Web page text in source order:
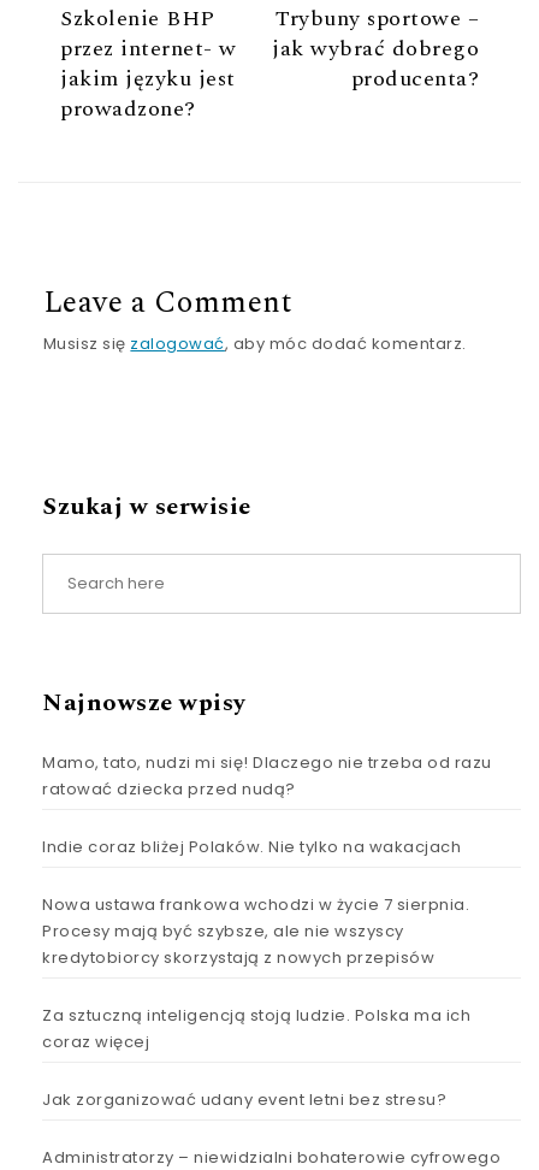
Szkolenie BHP
przez internet- w
jakim języku jest
prowadzone?
Trybuny sportowe –
jak wybrać dobrego
producenta?
Leave a Comment
Musisz się zalogować, aby móc dodać komentarz.
Szukaj w serwisie
Najnowsze wpisy
Mamo, tato, nudzi mi się! Dlaczego nie trzeba od razu
ratować dziecka przed nudą?
Indie coraz bliżej Polaków. Nie tylko na wakacjach
Nowa ustawa frankowa wchodzi w życie 7 sierpnia.
Procesy mają być szybsze, ale nie wszyscy
kredytobiorcy skorzystają z nowych przepisów
Za sztuczną inteligencją stoją ludzie. Polska ma ich
coraz więcej
Jak zorganizować udany event letni bez stresu?
Administratorzy – niewidzialni bohaterowie cyfrowego